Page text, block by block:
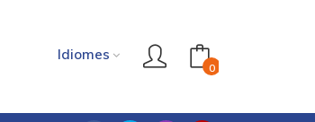
Idiomes
0